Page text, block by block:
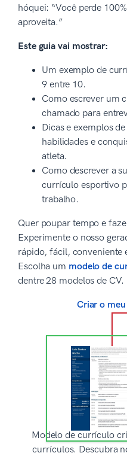
hóquei: “Você perde
aproveita.”
Este guia vai mostrar:
Um exemplo de
9 entre 10.
Como escrever um
chamado para
Dicas e exemplos
habilidades e
atleta.
Como descrever a
currículo esportivo
trabalho.
Quer poupar tempo e
Experimente o nosso
rápido, fácil, conveniente
Escolha um modelo de
dentre 28 modelos de CV.
Criar o
Modelo de currículo
currículos. Descubra